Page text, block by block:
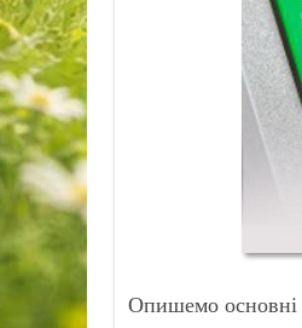
Опишемо основні